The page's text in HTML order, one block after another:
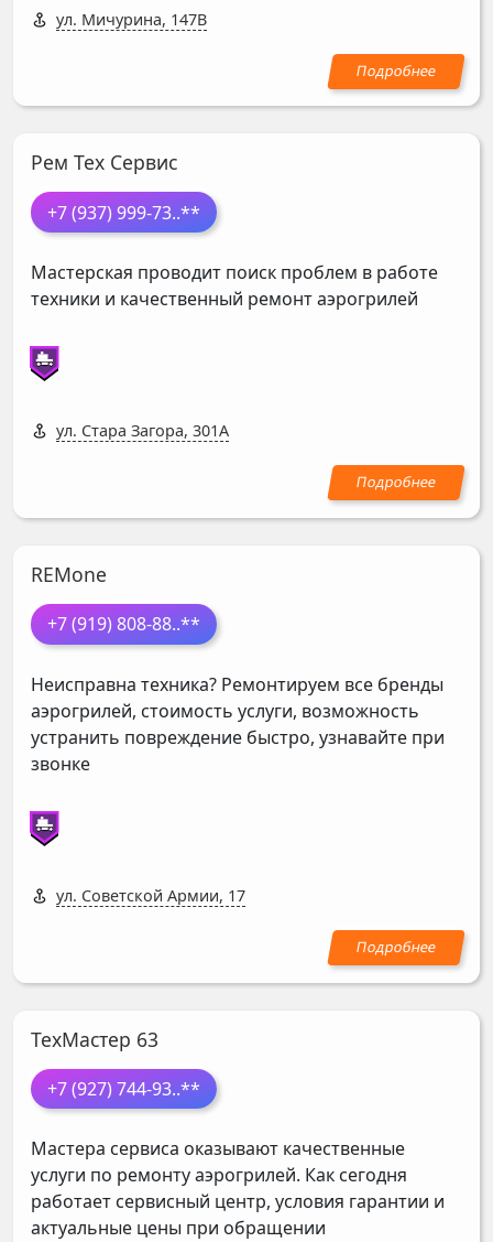
ул. Мичурина, 147В
Рем Тех Сервис
+7 (937) 999-73..**
Мастерская проводит поиск проблем в работе
техники и качественный ремонт аэрогрилей
ул. Стара Загора, 301А
REMone
+7 (919) 808-88..**
Неисправна техника? Ремонтируем все бренды
аэрогрилей, стоимость услуги, возможность
устранить повреждение быстро, узнавайте при
звонке
ул. Советской Армии, 17
ТехМастер 63
+7 (927) 744-93..**
Мастера сервиса оказывают качественные
услуги по ремонту аэрогрилей. Как сегодня
работает сервисный центр, условия гарантии и
актуальные цены при обращении